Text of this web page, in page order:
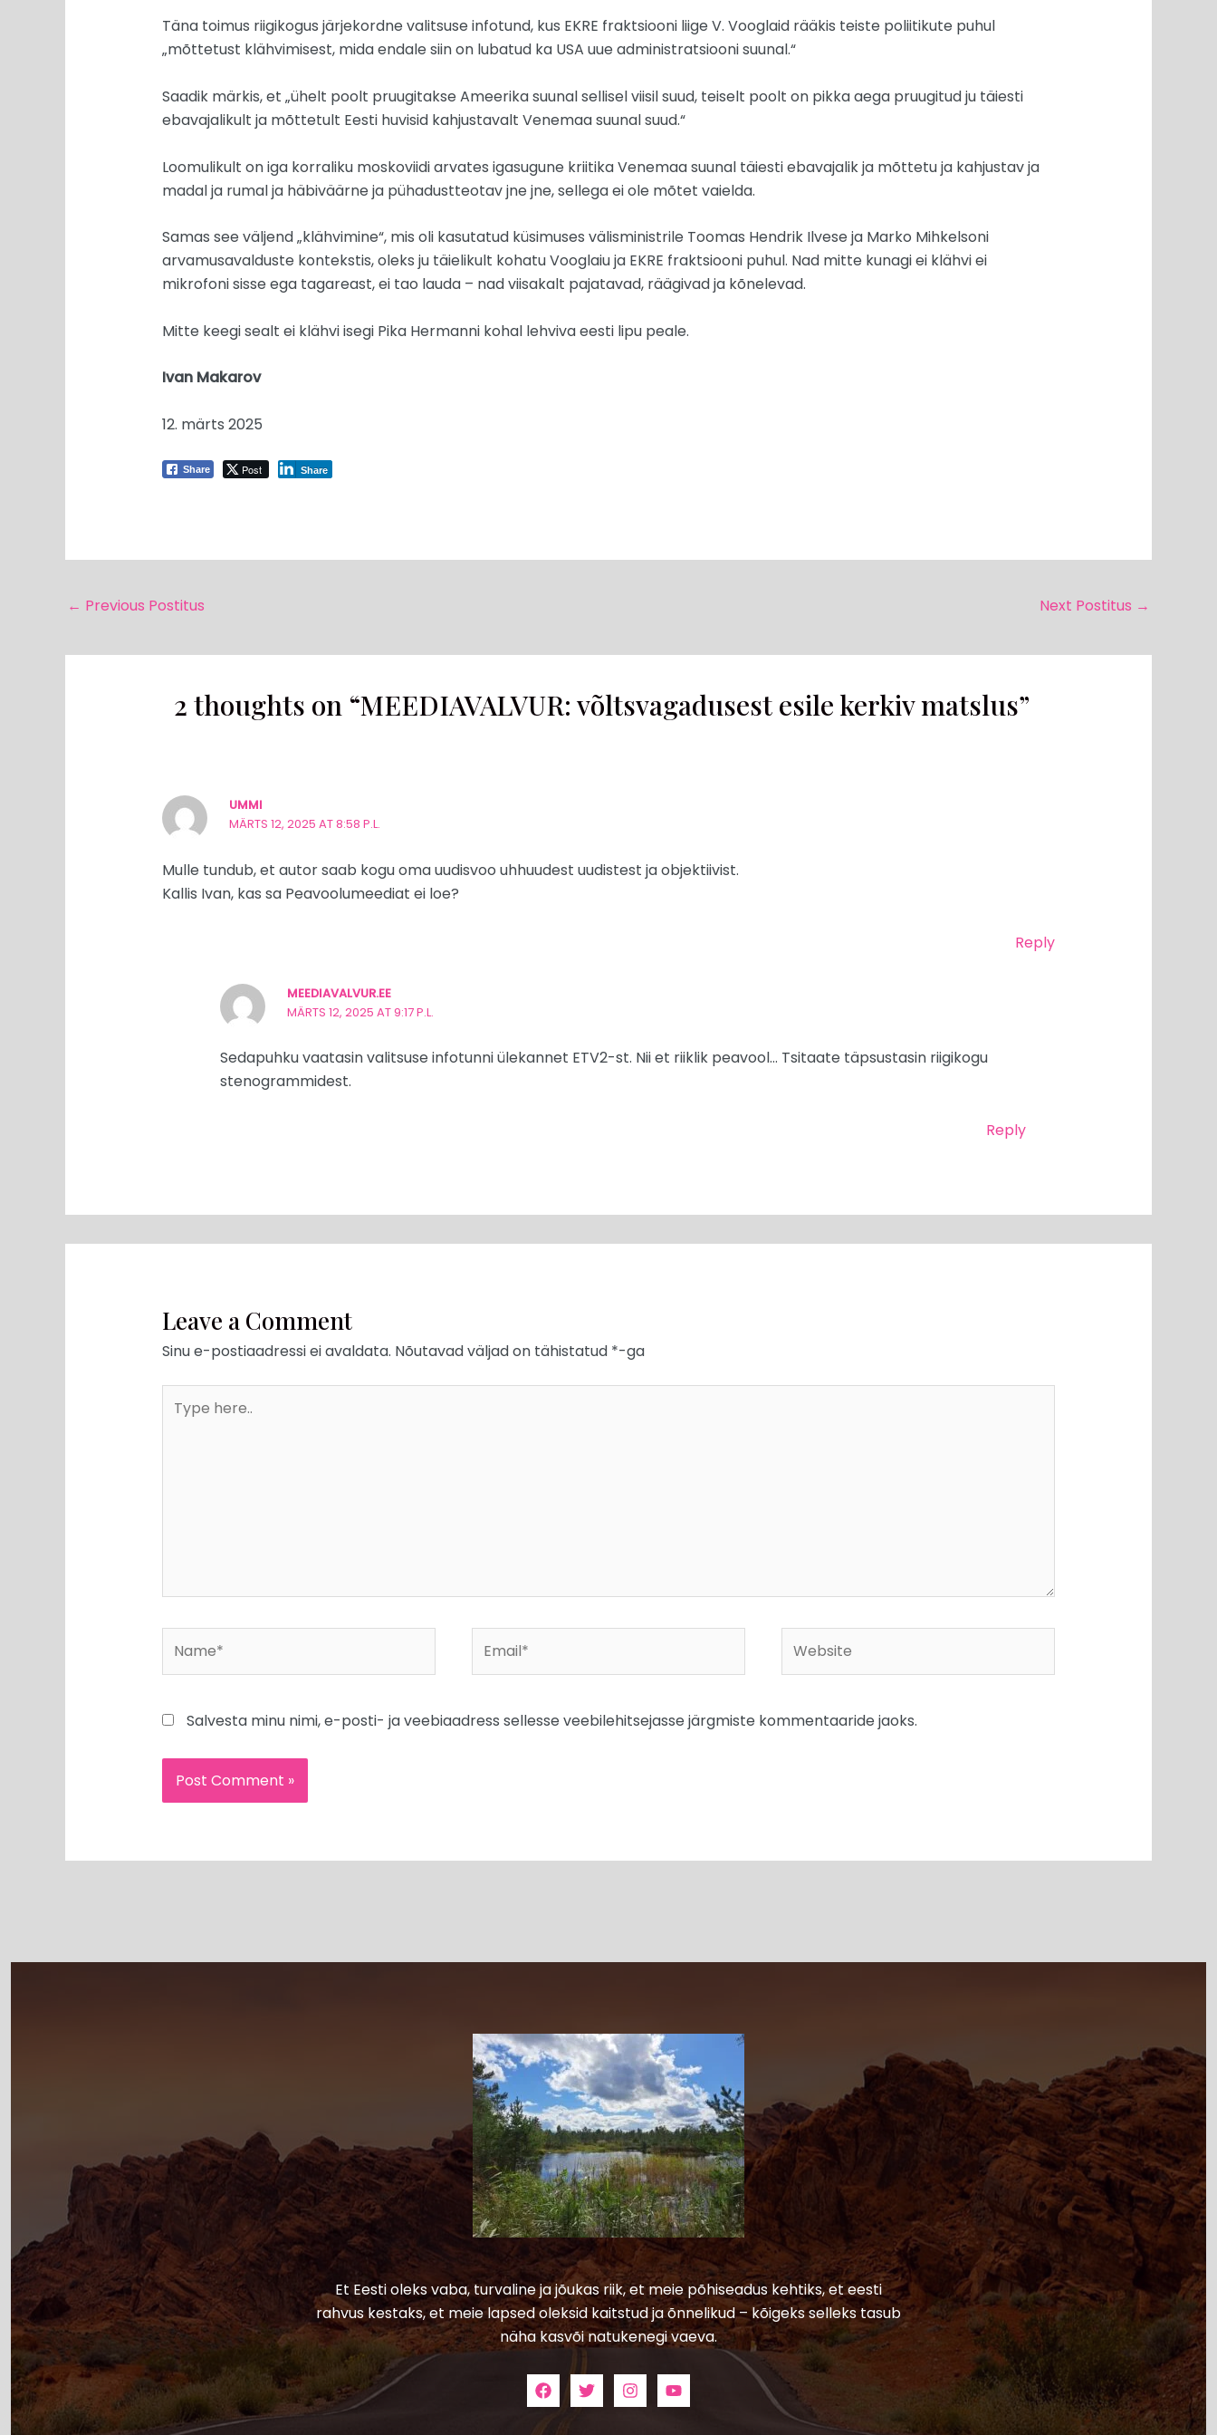
Täna toimus riigikogus järjekordne valitsuse infotund, kus EKRE fraktsiooni liige V. Vooglaid rääkis teiste poliitikute puhul
„mõttetust klähvimisest, mida endale siin on lubatud ka USA uue administratsiooni suunal.“
Saadik märkis, et „ühelt poolt pruugitakse Ameerika suunal sellisel viisil suud, teiselt poolt on pikka aega pruugitud ju täiesti
ebavajalikult ja mõttetult Eesti huvisid kahjustavalt Venemaa suunal suud.“
Loomulikult on iga korraliku moskoviidi arvates igasugune kriitika Venemaa suunal täiesti ebavajalik ja mõttetu ja kahjustav ja
madal ja rumal ja häbiväärne ja pühadustteotav jne jne, sellega ei ole mõtet vaielda.
Samas see väljend „klähvimine“, mis oli kasutatud küsimuses välisministrile Toomas Hendrik Ilvese ja Marko Mihkelsoni
arvamusavalduste kontekstis, oleks ju täielikult kohatu Vooglaiu ja EKRE fraktsiooni puhul. Nad mitte kunagi ei klähvi ei
mikrofoni sisse ega tagareast, ei tao lauda – nad viisakalt pajatavad, räägivad ja kõnelevad.
Mitte keegi sealt ei klähvi isegi Pika Hermanni kohal lehviva eesti lipu peale.
Ivan Makarov
12. märts 2025
Share Post Share
← Previous Postitus Next Postitus →
2 thoughts on “MEEDIAVALVUR: võltsvagadusest esile kerkiv matslus”
UMMI
MÄRTS 12, 2025 AT 8:58 P.L.
Mulle tundub, et autor saab kogu oma uudisvoo uhhuudest uudistest ja objektiivist.
Kallis Ivan, kas sa Peavoolumeediat ei loe?
Reply
MEEDIAVALVUR.EE
MÄRTS 12, 2025 AT 9:17 P.L.
Sedapuhku vaatasin valitsuse infotunni ülekannet ETV2-st. Nii et riiklik peavool… Tsitaate täpsustasin riigikogu
stenogrammidest.
Reply
Leave a Comment
Sinu e-postiaadressi ei avaldata. Nõutavad väljad on tähistatud *-ga
here..
Salvesta minu nimi, e-posti- ja veebiaadress sellesse veebilehitsejasse järgmiste kommentaaride jaoks.
Et Eesti oleks vaba, turvaline ja jõukas riik, et meie põhiseadus kehtiks, et eesti
rahvus kestaks, et meie lapsed oleksid kaitstud ja õnnelikud – kõigeks selleks tasub
näha kasvõi natukenegi vaeva.